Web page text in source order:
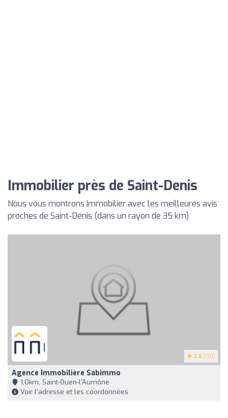
Immobilier près de Saint-Denis
Nous vous montrons Immobilier avec les meilleures avis
proches de Saint-Denis (dans un rayon de 35 km)
2.6 (110)
Agence Immobilière Sabimmo
1,0km, Saint-Ouen-l'Aumône
Voir l'adresse et les coordonnées